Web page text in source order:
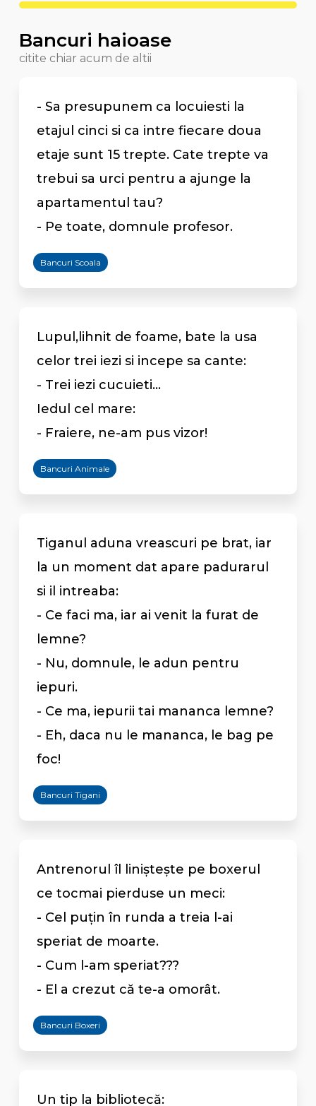
Bancuri haioase
citite chiar acum de altii
- Sa presupunem ca locuiesti la
etajul cinci si ca intre fiecare doua
etaje sunt 15 trepte. Cate trepte va
trebui sa urci pentru a ajunge la
apartamentul tau?
- Pe toate, domnule profesor.
Bancuri Scoala
Lupul,lihnit de foame, bate la usa
celor trei iezi si incepe sa cante:
- Trei iezi cucuieti...
Iedul cel mare:
- Fraiere, ne-am pus vizor!
Bancuri Animale
Tiganul aduna vreascuri pe brat, iar
la un moment dat apare padurarul
si il intreaba:
- Ce faci ma, iar ai venit la furat de
lemne?
- Nu, domnule, le adun pentru
iepuri.
- Ce ma, iepurii tai mananca lemne?
- Eh, daca nu le mananca, le bag pe
foc!
Bancuri Tigani
Antrenorul îl liniștește pe boxerul
ce tocmai pierduse un meci:
- Cel puțin în runda a treia l-ai
speriat de moarte.
- Cum l-am speriat???
- El a crezut că te-a omorât.
Bancuri Boxeri
Un tip la bibliotecă: